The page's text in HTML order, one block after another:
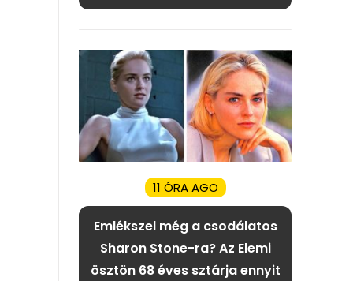
11 ÓRA AGO
Emlékszel még a csodálatos
Sharon Stone-ra? Az Elemi
ösztön 68 éves sztárja ennyit